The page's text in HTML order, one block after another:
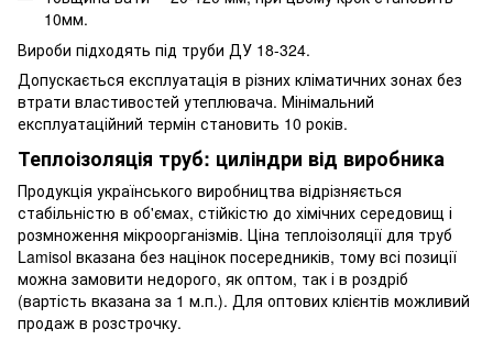
10мм.
Вироби підходять під труби ДУ 18-324.
Допускається експлуатація в різних кліматичних зонах без
втрати властивостей утеплювача. Мінімальний
експлуатаційний термін становить 10 років.
Теплоізоляція труб: циліндри від виробника
Продукція українського виробництва відрізняється
стабільністю в об'ємах, стійкістю до хімічних середовищ і
розмноження мікроорганізмів. Ціна теплоізоляції для труб
Lamisol вказана без націнок посередників, тому всі позиції
можна замовити недорого, як оптом, так і в роздріб
(вартість вказана за 1 м.п.). Для оптових клієнтів можливий
продаж в розстрочку.